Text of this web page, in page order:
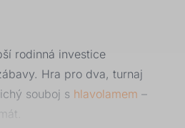
rodinná investice
Hra pro dva, turnaj
souboj s hlavolamem –